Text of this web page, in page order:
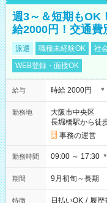
週3～＆短期もOK
給2000円！交通費
派遣 職種未経験OK 社
WEB登録・面接OK
給与 時給 2000円 ＊
勤務地
大阪市中央区
長堀橋駅から徒
事務の運営
勤務時間 09:00 ～ 17:30
期間 9月初旬～長期
特徴 日払いOK / 履歴